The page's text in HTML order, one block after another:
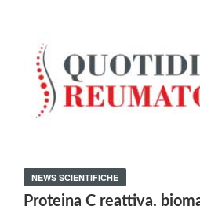
NEWS SCIENTIFICHE
Proteina C reattiva,